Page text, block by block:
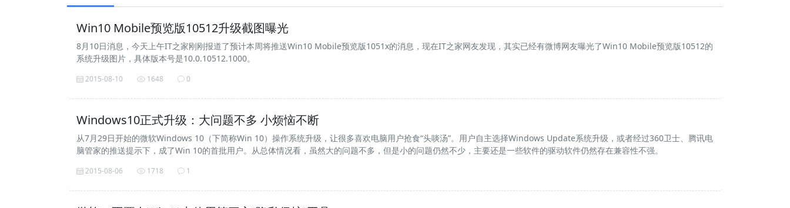
Win10 Mobile预览版10512升级截图曝光
8月10日消息，今天上午IT之家刚刚报道了预计本周将推送Win10 Mobile预览版1051x的消息，现在IT之家网友发现，其实已经有微博网友曝光了Win10 Mobile预览版10512的
系统升级图片，具体版本号是10.0.10512.1000。
2015-08-10 1648 0
Windows10正式升级：大问题不多 小烦恼不断
从7月29日开始的微软Windows 10（下简称Win 10）操作系统升级，让很多喜欢电脑用户抢食“头啖汤”。用户自主选择Windows Update系统升级，或者经过360卫士、腾讯电
脑管家的推送提示下，成了Win 10的首批用户。从总体情况看，虽然大的问题不多，但是小的问题仍然不少，主要还是一些软件的驱动软件仍然存在兼容性不强。
2015-08-06 1718 1